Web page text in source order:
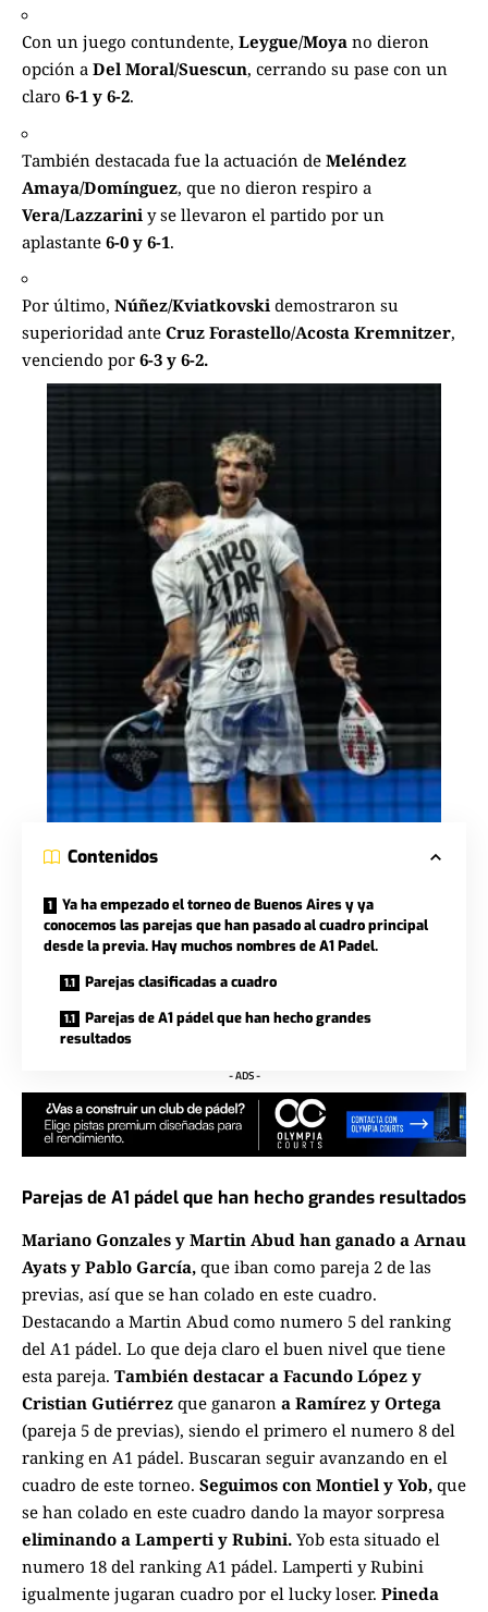
Con un juego contundente, Leygue/Moya no dieron
opción a Del Moral/Suescun, cerrando su pase con un
claro 6-1 y 6-2.
También destacada fue la actuación de Meléndez
Amaya/Domínguez, que no dieron respiro a
Vera/Lazzarini y se llevaron el partido por un
aplastante 6-0 y 6-1.
Por último, Núñez/Kviatkovski demostraron su
superioridad ante Cruz Forastello/Acosta Kremnitzer,
venciendo por 6-3 y 6-2.
Contenidos
Ya ha empezado el torneo de Buenos Aires y ya
conocemos las parejas que han pasado al cuadro principal
desde la previa. Hay muchos nombres de A1 Padel.
Parejas clasificadas a cuadro
Parejas de A1 pádel que han hecho grandes
resultados
- ADS -
Parejas de A1 pádel que han hecho grandes resultados
Mariano Gonzales y Martin Abud han ganado a Arnau
Ayats y Pablo García, que iban como pareja 2 de las
previas, así que se han colado en este cuadro.
Destacando a Martin Abud como numero 5 del ranking
del A1 pádel. Lo que deja claro el buen nivel que tiene
esta pareja. También destacar a Facundo López y
Cristian Gutiérrez que ganaron a Ramírez y Ortega
(pareja 5 de previas), siendo el primero el numero 8 del
ranking en A1 pádel. Buscaran seguir avanzando en el
cuadro de este torneo. Seguimos con Montiel y Yob, que
se han colado en este cuadro dando la mayor sorpresa
eliminando a Lamperti y Rubini. Yob esta situado el
numero 18 del ranking A1 pádel. Lamperti y Rubini
igualmente jugaran cuadro por el lucky loser. Pineda